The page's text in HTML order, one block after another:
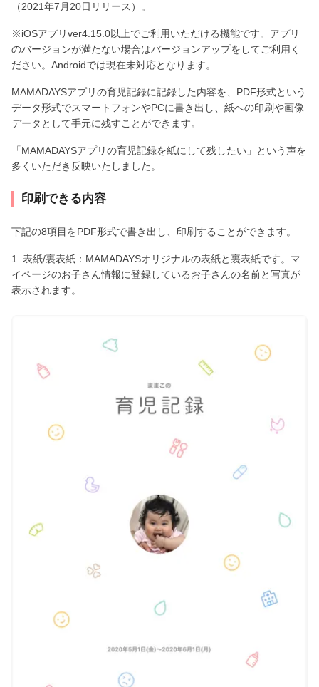
（2021年7月20日リリース）。
※iOSアプリver4.15.0以上でご利用いただける機能です。アプリ
のバージョンが満たない場合はバージョンアップをしてご利用く
ださい。Androidでは現在未対応となります。
MAMADAYSアプリの育児記録に記録した内容を、PDF形式という
データ形式でスマートフォンやPCに書き出し、紙への印刷や画像
データとして手元に残すことができます。
「MAMADAYSアプリの育児記録を紙にして残したい」という声を
多くいただき反映いたしました。
印刷できる内容
下記の8項目をPDF形式で書き出し、印刷することができます。
1. 表紙/裏表紙：MAMADAYSオリジナルの表紙と裏表紙です。マ
イページのお子さん情報に登録しているお子さんの名前と写真が
表示されます。